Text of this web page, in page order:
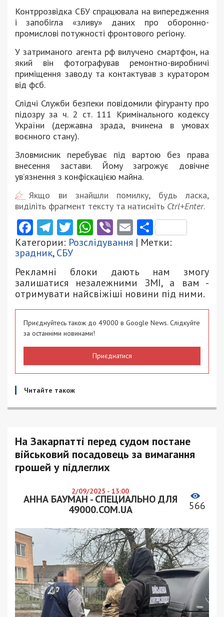
Контррозвідка СБУ спрацювала на випередження
і запобігла «зливу» даних про оборонно-
промислові потужності фронтового регіону.
У затриманого агента рф вилучено смартфон, на
який він фотографував ремонтно-виробничі
приміщення заводу та контактував з куратором
від фсб.
Слідчі Служби безпеки повідомили фігуранту про
підозру за ч. 2 ст. 111 Кримінального кодексу
України (державна зрада, вчинена в умовах
воєнного стану).
Зловмисник перебуває під вартою без права
внесення застави. Йому загрожує довічне
ув’язнення з конфіскацією майна.
Якщо ви знайшли помилку, будь ласка,
виділіть фрагмент тексту та натисніть Ctrl+Enter.
Facebook
Telegram
Twitter
WhatsApp
ViberEmail
Категории: Розслідування | Метки:
зрадник,СБУ
Рекламні блоки дають нам змогу
залишатися незалежними ЗМІ, а вам -
отримувати найсвіжіші новини під ними.
Приєднуйтесь також до 49000 в Google News. Слідкуйте
за останніми новинами!
Приєднатися
Читайте також
На Закарпатті перед судом постане
військовий посадовець за вимагання
грошей у підлеглих
2/09/2025 - 13:00
АННА БАУМАН - СПЕЦИАЛЬНО ДЛЯ
49000.COM.UA
566